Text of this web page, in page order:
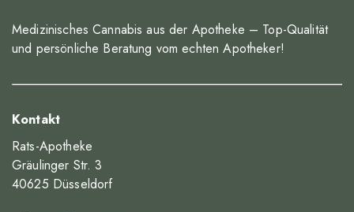
Medizinisches Cannabis aus der Apotheke – Top-Qualität
und persönliche Beratung vom echten Apotheker!
Kontakt
Rats-Apotheke
Gräulinger Str. 3
40625 Düsseldorf